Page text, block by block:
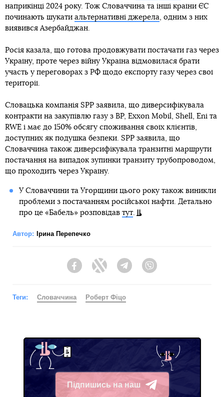
наприкінці 2024 року. Тож Словаччина та інші країни ЄС
починають шукати альтернативні джерела, одним з них
виявився Азербайджан.
Росія казала, що готова продовжувати постачати газ через
Україну, проте через війну Україна відмовилася брати
участь у переговорах з РФ щодо експорту газу через свої
території.
Словацька компанія SPP заявила, що диверсифікувала
контракти на закупівлю газу з BP, Exxon Mobil, Shell, Eni та
RWE і має до 150% обсягу споживання своїх клієнтів,
доступних як подушка безпеки. SPP заявила, що
Словаччина також диверсифікувала транзитні маршрути
постачання на випадок зупинки транзиту трубопроводом,
що проходить через Україну.
У Словаччини та Угорщини цього року також виникли
проблеми з постачанням російської нафти. Детально
про це «Бабель» розповідав тут.
Автор: Ірина Перепечко
FacebookTwitter Telegram
Теги: Словаччина Роберт Фіцо
Підпишись на наш
Telegram